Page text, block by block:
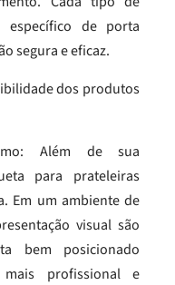
específico de porta
segura e eficaz.
dos produtos
Além de sua
para prateleiras
Em um ambiente de
visual são
bem posicionado
profissional e